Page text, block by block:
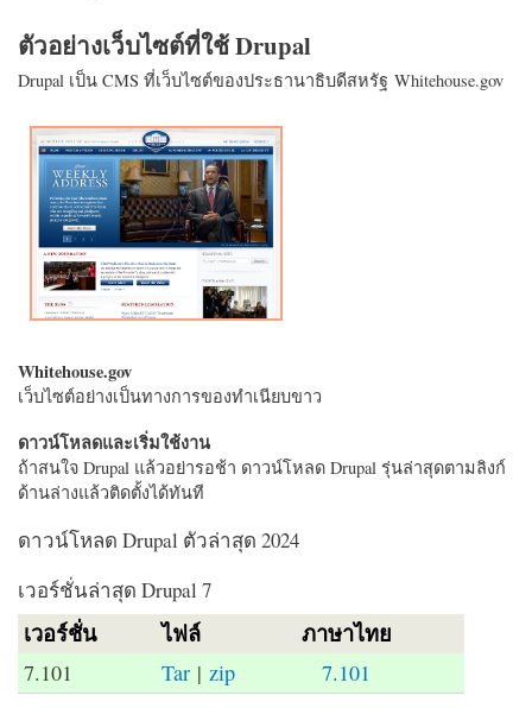
ตัวอย่างเว็บไซต์ที่ใช้ Drupal
Drupal เป็น CMS ที่เว็บไซต์ของประธานาธิบดีสหรัฐ Whitehouse.gov
Whitehouse.gov
เว็บไซต์อย่างเป็นทางการของทำเนียบขาว
ดาวน์โหลดและเริ่มใช้งาน
ถ้าสนใจ Drupal แล้วอย่ารอช้า ดาวน์โหลด Drupal รุ่นล่าสุดตามลิงก์
ด้านล่างแล้วติดตั้งได้ทันที
ดาวน์โหลด Drupal ตัวล่าสุด 2024
เวอร์ชั่นล่าสุด Drupal 7
เวอร์ชั่น ไฟล์ ภาษาไทย
7.101 Tar |zip 7.101